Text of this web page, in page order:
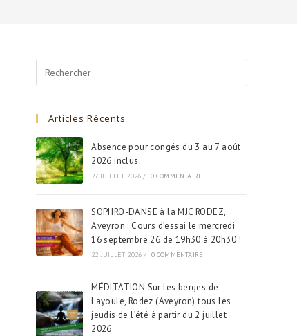
Search
for:
Articles Récents
Absence pour congés du 3 au 7 août
2026 inclus.
27 JUILLET 2026 / 0 COMMENTAIRE
SOPHRO-DANSE à la MJC RODEZ,
Aveyron : Cours d’essai le mercredi
16 septembre 26 de 19h30 à 20h30 !
22 JUILLET 2026 / 0 COMMENTAIRE
MÉDITATION Sur les berges de
Layoule, Rodez (Aveyron) tous les
jeudis de l’été à partir du 2 juillet
2026